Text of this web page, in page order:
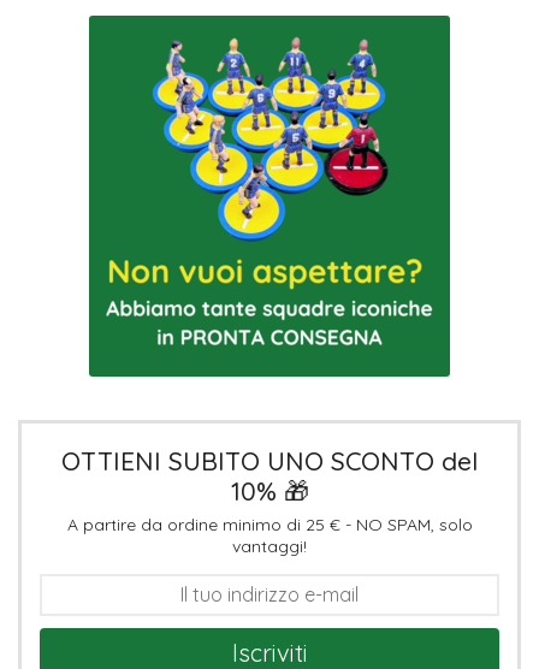
OTTIENI SUBITO UNO SCONTO del
10% 🎁
A partire da ordine minimo di 25 € - NO SPAM, solo
vantaggi!
Iscriviti